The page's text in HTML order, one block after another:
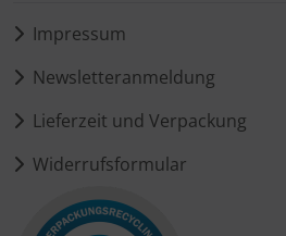
Impressum
Newsletteranmeldung
Lieferzeit und Verpackung
Widerrufsformular